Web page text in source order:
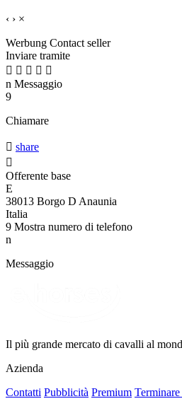
‹ › ×
Werbung Contact seller
Inviare tramite
    
n Messaggio
9
Chiamare
 share

Offerente base
E
38013 Borgo D Anaunia
Italia
9 Mostra numero di telefono
n
Messaggio
Il più grande mercato di cavalli al
Azienda
Contatti Pubblicità Premium